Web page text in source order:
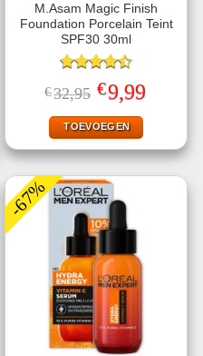
M.Asam Magic Finish
Foundation Porcelain Teint
SPF30 30ml
Gewaardeerd
4.50uit 5
€32,95 Oorspronkelijke
prijs
was:
€32,95.
€9,99Huidige
prijs
TOEVOEGEN
-67%